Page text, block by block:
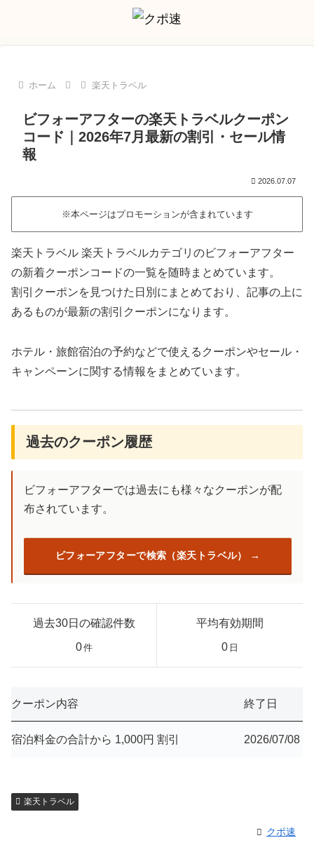
ホーム 楽天トラベル
ビフォーアフターの楽天トラベルクーポン
コード｜2026年7月最新の割引・セール情
報
2026.07.07
※本ページはプロモーションが含まれています
楽天トラベル 楽天トラベルカテゴリのビフォーアフター
の新着クーポンコードの一覧を随時まとめています。
割引クーポンを見つけた日別にまとめており、記事の上に
あるものが最新の割引クーポンになります。
ホテル・旅館宿泊の予約などで使えるクーポンやセール・
キャンペーンに関する情報をまとめています。
過去のクーポン履歴
ビフォーアフターでは過去にも様々なクーポンが配
布されています。
ビフォーアフターで検索（楽天トラベル）
過去30日の確認件数
0件
平均有効期間
0 日
クーポン内容 終了日
宿泊料金の合計から 1,000円 割引 2026/07/08
楽天トラベル
クポ速